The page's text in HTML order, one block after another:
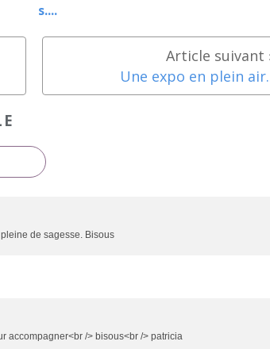
s....
Une expo en plein
de sagesse. Bisous
accompagner<br /> bisous<br /> patricia